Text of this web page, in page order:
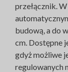
przełącznik.
budową, a do
cm. Dostępne
gdyż możliwe
regulowanych